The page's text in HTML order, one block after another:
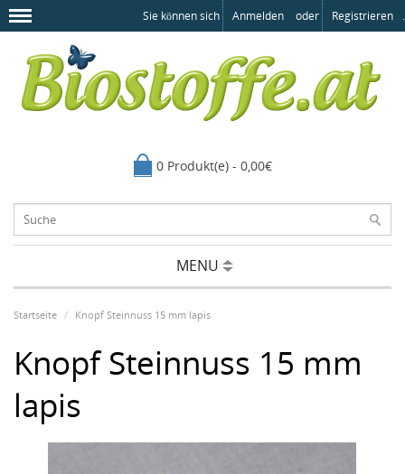
Sie können sich Anmelden oder Registrieren .
0 Produkt(e) - 0,00€
MENU
Startseite Knopf Steinnuss 15 mm lapis
Knopf Steinnuss 15 mm
lapis